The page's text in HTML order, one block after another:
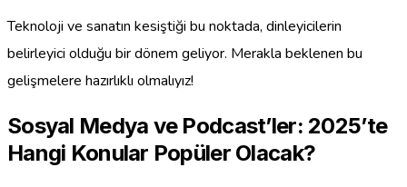
Teknoloji ve sanatın kesiştiği bu noktada, dinleyicilerin
belirleyici olduğu bir dönem geliyor. Merakla beklenen bu
gelişmelere hazırlıklı olmalıyız!
Sosyal Medya ve Podcast’ler: 2025’te
Hangi Konular Popüler Olacak?